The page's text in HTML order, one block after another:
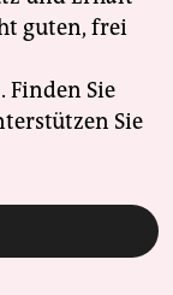
guten, frei
Finden Sie
Sie